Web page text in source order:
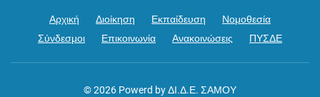
Αρχική Διοίκηση Εκπαίδευση
Νομοθεσία
Σύνδεσμοι
Επικοινωνία Ανακοινώσεις ΠΥΣΔΕ
© 2026 Powerd by ΔΙ.Δ.Ε. ΣΑΜΟΥ